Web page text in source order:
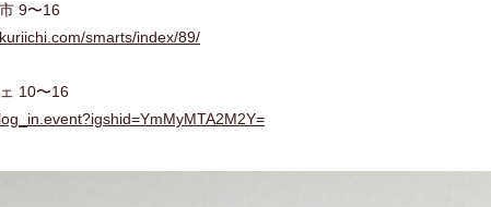
9〜16
smarts/index/89/
10〜16